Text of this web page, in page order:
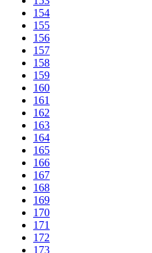
154
155
156
157
158
159
160
161
162
163
164
165
166
167
168
169
170
171
172
173